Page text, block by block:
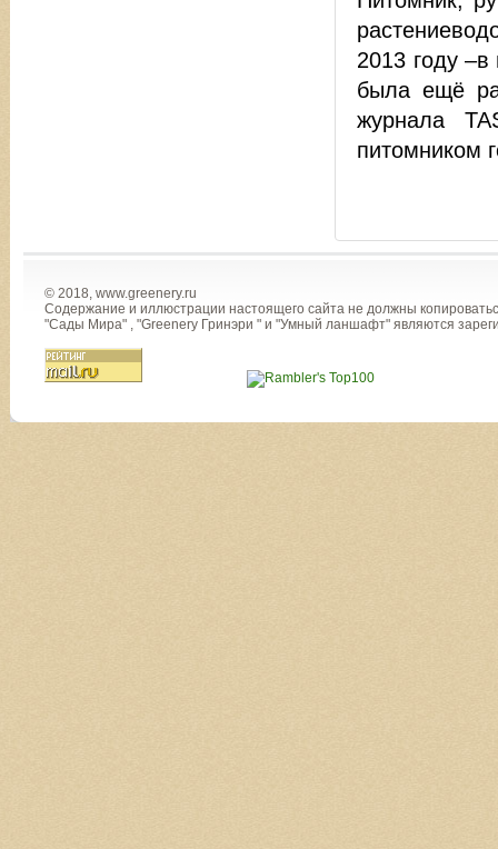
2013 году –в
была ещё
журнала
питомником
© 2018, www.greenery.ru
Содержание и иллюстрации настоящего сайта не должны
"Сады Мира" , "Greenery Гринэри " и "Умный ланшафт" являются